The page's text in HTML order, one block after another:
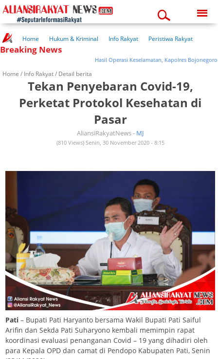
11:30:58 pm
Home Hukum & Kriminal Info Rakyat
Peristiwa Rakyat
Kuliner Rakyat
Wisata Rakyat
Breaking News
Hasil Operasi Keselamatan, Kapolres Bojonegoro
Home / Info Rakyat/ Detail berita
Tekan Penyebaran Covid-19,
Perketat Protokol Kesehatan di
Pasar
AliansiRakyatNews - MJ
(810 Views) Senin, 30 November 2020 - 8:15
Pati – Bupati Pati Haryanto bersama Wakil Bupati Pati Saiful
Arifin dan Sekda Pati Suharyono kembali memimpin rapat
koordinasi evaluasi penanganan Covid – 19 yang dihadiri oleh
para Kepala OPD dan camat di Pendopo Kabupaten Pati, Senin